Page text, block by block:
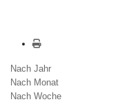
Nach Jahr
Nach Monat
Nach Woche